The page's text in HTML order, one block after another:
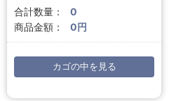
合計数量：
0
商品金額：
0円
カゴの中を見る